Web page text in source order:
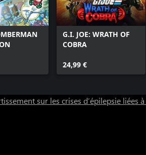
G.I. JOE: WRATH OF
COBRA
24,99 €
sur les crises d’épilepsie liées